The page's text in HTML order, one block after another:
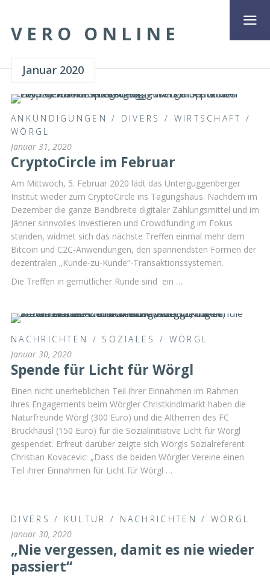
VERO ONLINE
Januar 2020
ANKÜNDIGUNGEN / DIVERS / WIRTSCHAFT /
WÖRGL
Januar 31, 2020
CryptoCircle im Februar
Am Mittwoch, 5. Februar 2020 lädt das Unterguggenberger
Institut wieder zum CryptoCircle ins Tagungshaus. Nachdem im
Dezember die ganze Bandbreite digitaler Zahlungsmittel und im
Jänner sinnvolles Investieren und Crowdfunding im Fokus
standen, widmet sich das nächste Treffen einmal mehr dem
Bitcoin und C2C-Anwendungen, den spannendsten Formen der
dezentralen „Kunde-zu-Kunde“-Transaktionssystemen.
Die Treffen in gemütlicher Runde sind ein …
NACHRICHTEN / SOZIALES / WÖRGL
Januar 30, 2020
Spende für Licht für Wörgl
Einen nicht unerheblichen Teil ihrer Einnahmen im Rahmen
ihres Engagements beim Wörgler Christkindlmarkt haben die
Naturfreunde Wörgl (300 Euro) und die Altherren des FC
Bruckhäusl (150 Euro) für die Sozialinitiative Licht für Wörgl
gespendet. Erfreut darüber zeigte sich Wörgls Sozialreferent
Christian Kovacevic: „Dass die beiden Wörgler Vereine einen
Teil ihrer Einnahmen für Licht für Wörgl …
DIVERS / KULTUR / NACHRICHTEN / WÖRGL
Januar 30, 2020
„Nie vergessen, damit es nie wieder
passiert“